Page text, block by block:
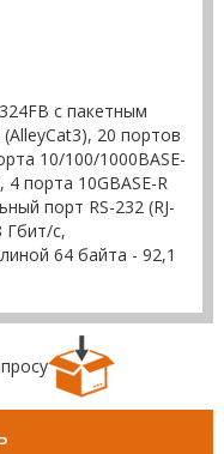
с пакетным
20 портов
10/100/1000BASE-
4 порта 10GBASE-R
порт RS-232 (RJ-
Гбит/с,
64 байта - 92,1